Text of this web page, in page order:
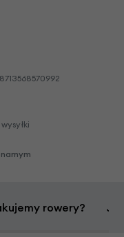
8713568570992
rowery?